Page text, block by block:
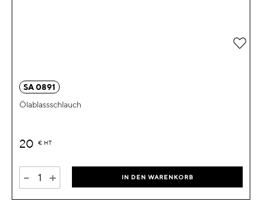
SA 0891
Ölablassschlauch
20 € HT
- + IN DEN WARENKORB
Zur